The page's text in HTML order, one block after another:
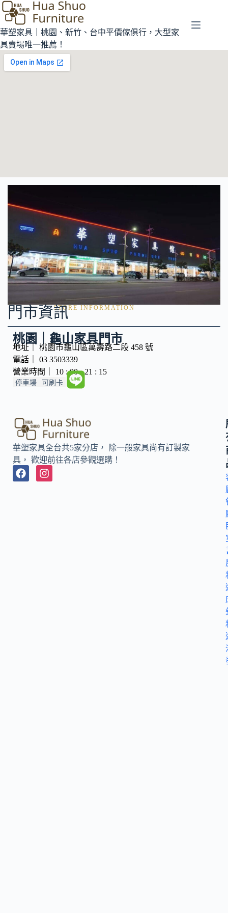
華塑家具｜桃園、新竹、台中平價傢俱行，大型家
具賣場唯一推薦！
STORE INFORMATION
門市資訊
桃園｜龜山家具門市
地址｜ 桃園市龜山區萬壽路二段 458 號
電話｜ 03 3503339
營業時間｜ 10 : 00 - 21 : 15
停車場 可刷卡
華塑家具全台共5家分店， 除一般家具尚有訂製家
具， 歡迎前往各店參觀選購！